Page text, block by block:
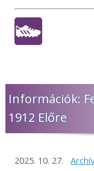
Információk:
1912 Előre
2025. 10. 27.